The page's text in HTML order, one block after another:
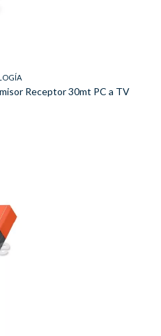
Receptor 30mt PC a TV